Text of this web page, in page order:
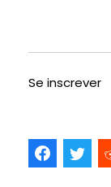
Se inscrever